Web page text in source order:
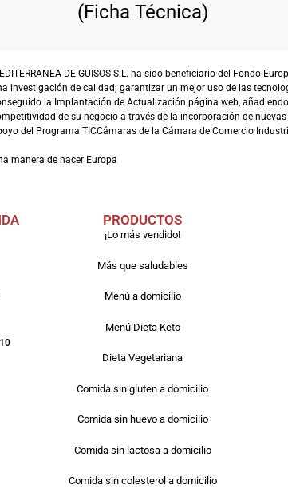
(Ficha Técnica)
DE GUISOS S.L. ha sido beneficiario del Fondo
investigación de calidad; garantizar un mejor uso de las
la Implantación de Actualización página web,
de su negocio a través de la incorporación de
del Programa TICCámaras de la Cámara de Comercio
manera de hacer Europa
PRODUCTOS
¡Lo más vendido!
Más que saludables
Menú a domicilio
Menú Dieta Keto
Dieta Vegetariana
Comida sin gluten a domicilio
Comida sin huevo a domicilio
Comida sin lactosa a domicilio
Comida sin colesterol a domicilio